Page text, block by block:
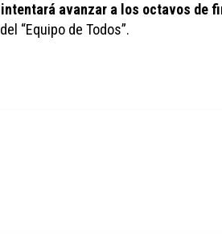
intentará avanzar a los octavos de
“Equipo de Todos”.